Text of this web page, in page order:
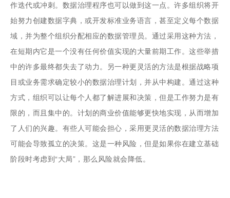
作迭代或冲刺。数据治理程序也可以做到这一点。许多组织将开
始努力创建数据字典，或开发标准业务语言，甚至定义每个数据
域，并为整个组织分配相应的数据管理员。通过采用这种方法，
在短期内它是一个没有任何价值实现的大量前期工作。这些举措
中的许多最终都失去了动力。另一种更灵活的方法是根据战略项
目或业务需求确定较小的数据治理计划，并从中构建。通过这种
方式，组织可以让每个人都了解进展和决策，但是工作努力是有
限的，而且集中的。计划的商业价值能够更快地实现，从而增加
了人们的兴趣。有些人可能会担心，采用更灵活的数据治理方法
可能会导致孤立的决策。这是一种风险，但是如果你在建立基础
阶段时考虑到“大局”，那么风险就会降低。